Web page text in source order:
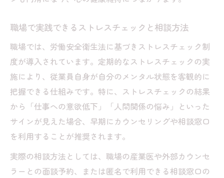
職場で実践できるストレスチェックと相談方法
職場では、労働安全衛生法に基づきストレスチェック制
度が導入されています。定期的なストレスチェックの実
施により、従業員自身が自分のメンタル状態を客観的に
把握できる仕組みです。特に、ストレスチェックの結果
から「仕事への意欲低下」「人間関係の悩み」といった
サインが見えた場合、早期にカウンセリングや相談窓口
を利用することが推奨されます。
実際の相談方法としては、職場の産業医や外部カウンセ
ラーとの面談予約、または匿名で利用できる相談窓口の